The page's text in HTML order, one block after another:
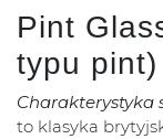
Pint
typu pint)
Charakterystyka
to klasyka